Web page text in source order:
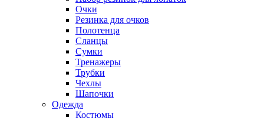
Очки
Резинка для очков
Полотенца
Сланцы
Сумки
Тренажеры
Трубки
Чехлы
Шапочки
Одежда
Костюмы